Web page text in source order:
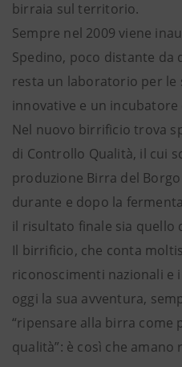
birraia sul territorio.
Sempre nel 2009 viene
Spedino, poco distante da
resta un laboratorio per le
innovative e un incubatore
Nel nuovo birrificio trova
di Controllo Qualità, il cui
produzione Birra del
durante e dopo la
il risultato finale sia quello
Il birrificio, che conta
riconoscimenti nazionali e
oggi la sua avventura,
“ripensare alla birra come
qualità”: è così che